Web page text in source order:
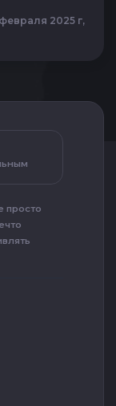
февраля 2025 г,
просто